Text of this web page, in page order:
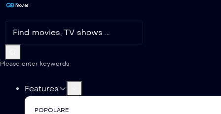
Please enter keywords
Features
POPOLARE